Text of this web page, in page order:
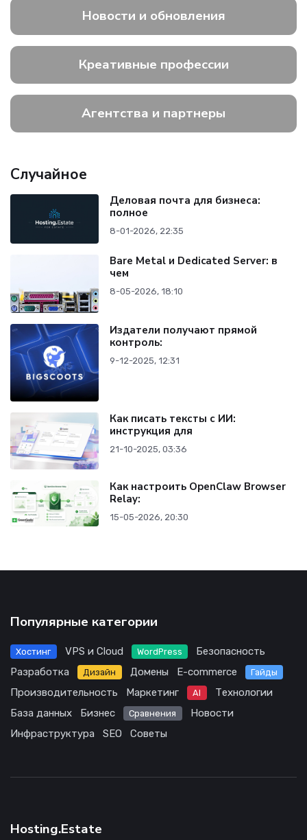
Новости и обновления
Креативные профессии
Агентства и партнеры
Случайное
Деловая почта для бизнеса:
полное
8-01-2026, 22:35
Bare Metal и Dedicated Server: в
чем
8-05-2026, 18:10
Издатели получают прямой
контроль:
9-12-2025, 12:31
Как писать тексты с ИИ:
инструкция для
21-10-2025, 03:36
Как настроить OpenClaw Browser
Relay:
15-05-2026, 20:30
Популярные категории
Хостинг VPS и Cloud WordPress
Безопасность
Разработка
Дизайн Домены E-commerce Гайды
Производительность Маркетинг AI
Технологии
База данных
Бизнес Сравнения
Новости
Инфраструктура
SEO Советы
Hosting.Estate